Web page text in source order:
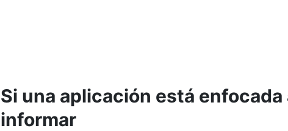
Si una aplicación está enfocada
informar